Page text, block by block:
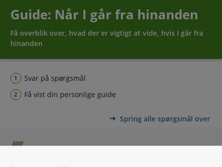
Guide: Når I går fra hinanden
Få overblik over, hvad der er vigtigt at vide, hvis I går fra
hinanden
Svar på spørgsmål
Få vist din personlige guide
Spring alle spørgsmål over